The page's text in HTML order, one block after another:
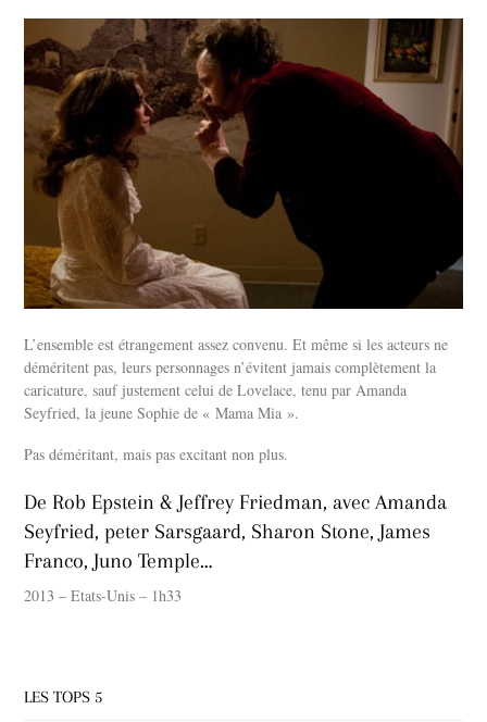
L’ensemble est étrangement assez convenu. Et même si les acteurs ne
déméritent pas, leurs personnages n’évitent jamais complètement la
caricature, sauf justement celui de Lovelace, tenu par Amanda
Seyfried, la jeune Sophie de « Mama Mia ».
Pas déméritant, mais pas excitant non plus.
De Rob Epstein & Jeffrey Friedman, avec Amanda
Seyfried, peter Sarsgaard, Sharon Stone, James
Franco, Juno Temple…
2013 – Etats-Unis – 1h33
LES TOPS 5